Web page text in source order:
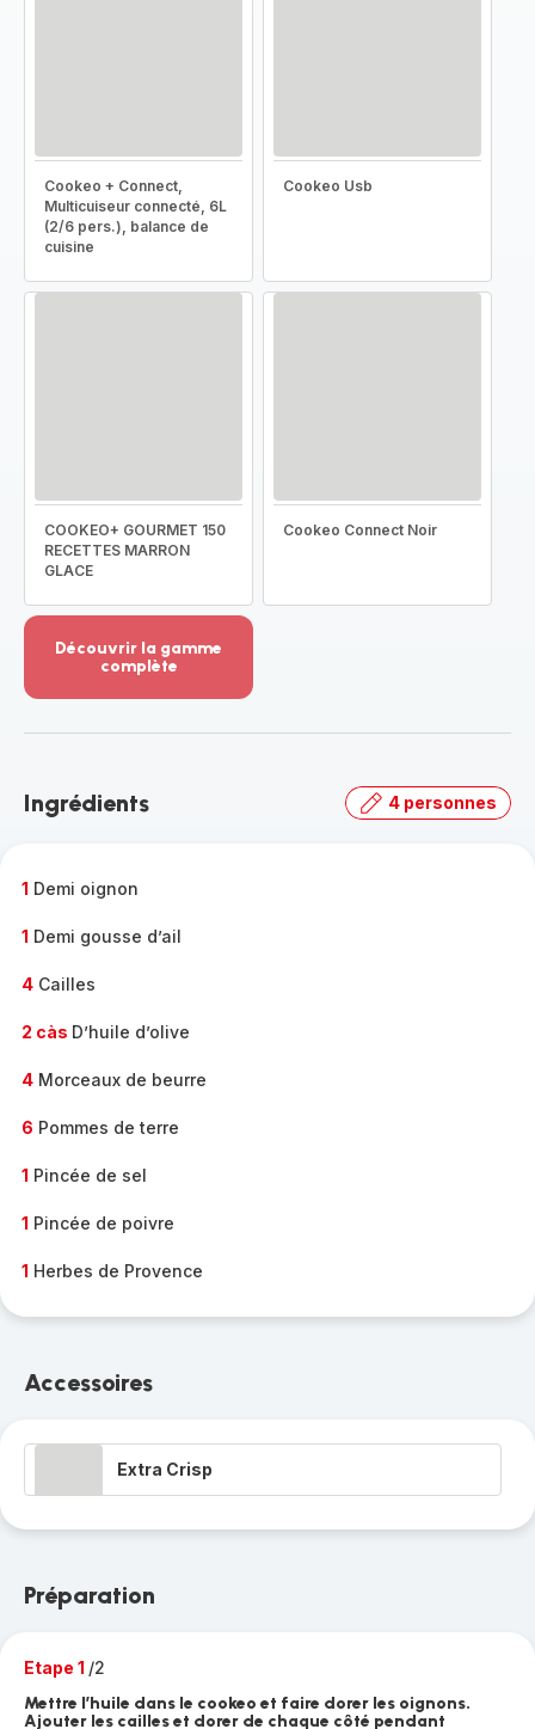
Cookeo + Connect,
Multicuiseur connecté, 6L
(2/6 pers.), balance de
cuisine
Cookeo Usb
COOKEO+ GOURMET 150
RECETTES MARRON
GLACE
Cookeo Connect Noir
Découvrir la gamme
complète
-
gamme
Ingrédients 4 personnes
1 Demi oignon
1 Demi gousse d’ail
4 Cailles
2 càs D’huile d’olive
4 Morceaux de beurre
6 Pommes de terre
1 Pincée de sel
1 Pincée de poivre
1 Herbes de Provence
Accessoires
Extra Crisp
Préparation
Etape 1 /2
Mettre l’huile dans le cookeo et faire dorer les oignons.
Ajouter les cailles et dorer de chaque côté pendant